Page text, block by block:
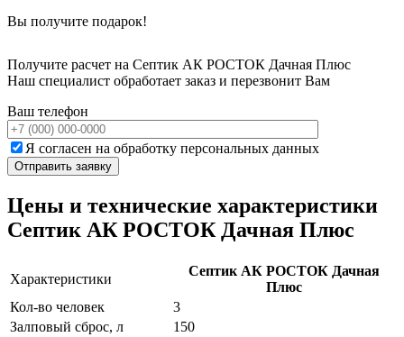
Вы получите подарок!
Получите расчет на Септик АК РОСТОК Дачная Плюс
Наш специалист обработает заказ и перезвонит Вам
Ваш телефон
Я согласен на обработку персональных данных
Цены и технические характеристики
Септик АК РОСТОК Дачная Плюс
Характеристики
Септик АК РОСТОК Дачная
Плюс
Кол-во человек
3
Залповый сброс, л
150